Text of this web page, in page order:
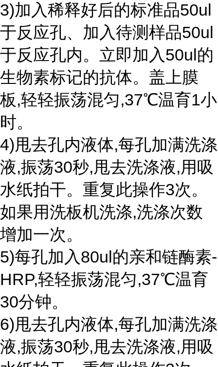
3)加入稀释好后的标准品50ul
于反应孔、加入待测样品50ul
于反应孔内。立即加入50ul的
生物素标记的抗体。盖上膜
板,轻轻振荡混匀,37℃温育1小
时。
4)甩去孔内液体,每孔加满洗涤
液,振荡30秒,甩去洗涤液,用吸
水纸拍干。重复此操作3次。
如果用洗板机洗涤,洗涤次数
增加一次。
5)每孔加入80ul的亲和链酶素-
HRP,轻轻振荡混匀,37℃温育
30分钟。
6)甩去孔内液体,每孔加满洗涤
液,振荡30秒,甩去洗涤液,用吸